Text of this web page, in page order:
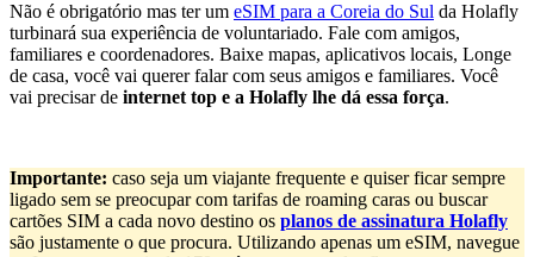
Não é obrigatório mas ter um eSIM para a Coreia do Sul da Holafly
turbinará sua experiência de voluntariado. Fale com amigos,
familiares e coordenadores. Baixe mapas, aplicativos locais, Longe
de casa, você vai querer falar com seus amigos e familiares. Você
vai precisar de internet top e a Holafly lhe dá essa força.
Importante: caso seja um viajante frequente e quiser ficar sempre
ligado sem se preocupar com tarifas de roaming caras ou buscar
cartões SIM a cada novo destino os planos de assinatura Holafly
são justamente o que procura. Utilizando apenas um eSIM, navegue